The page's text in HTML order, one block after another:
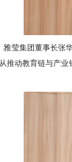
雅莹集团董事长张
推动教育链与产